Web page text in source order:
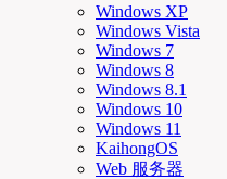
Windows XP
Windows Vista
Windows 7
Windows 8
Windows 8.1
Windows 10
Windows 11
KaihongOS
Web 服务器